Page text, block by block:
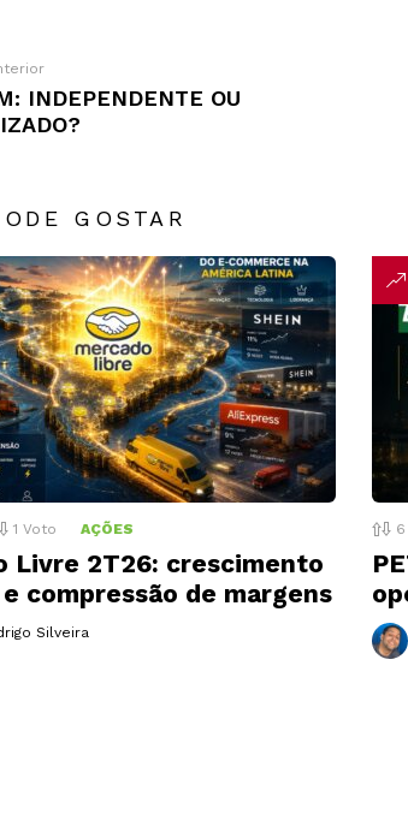
INDEPENDENTE OU
GOSTAR
1 Voto AÇÕES
Livre 2T26: crescimento
compressão de margens
Silveira
6